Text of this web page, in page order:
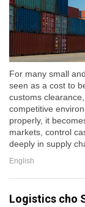
For many small
seen as a cost to
customs
competitive
properly, it
markets, control
deeply in supply
English
Logistics cho